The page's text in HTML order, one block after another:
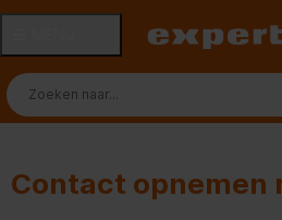
Contact opnemen